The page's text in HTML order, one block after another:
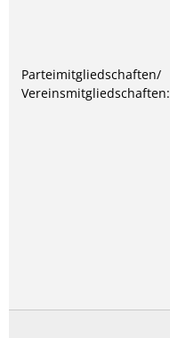
Parteimitgliedschaften/
Vereinsmitgliedschaften: